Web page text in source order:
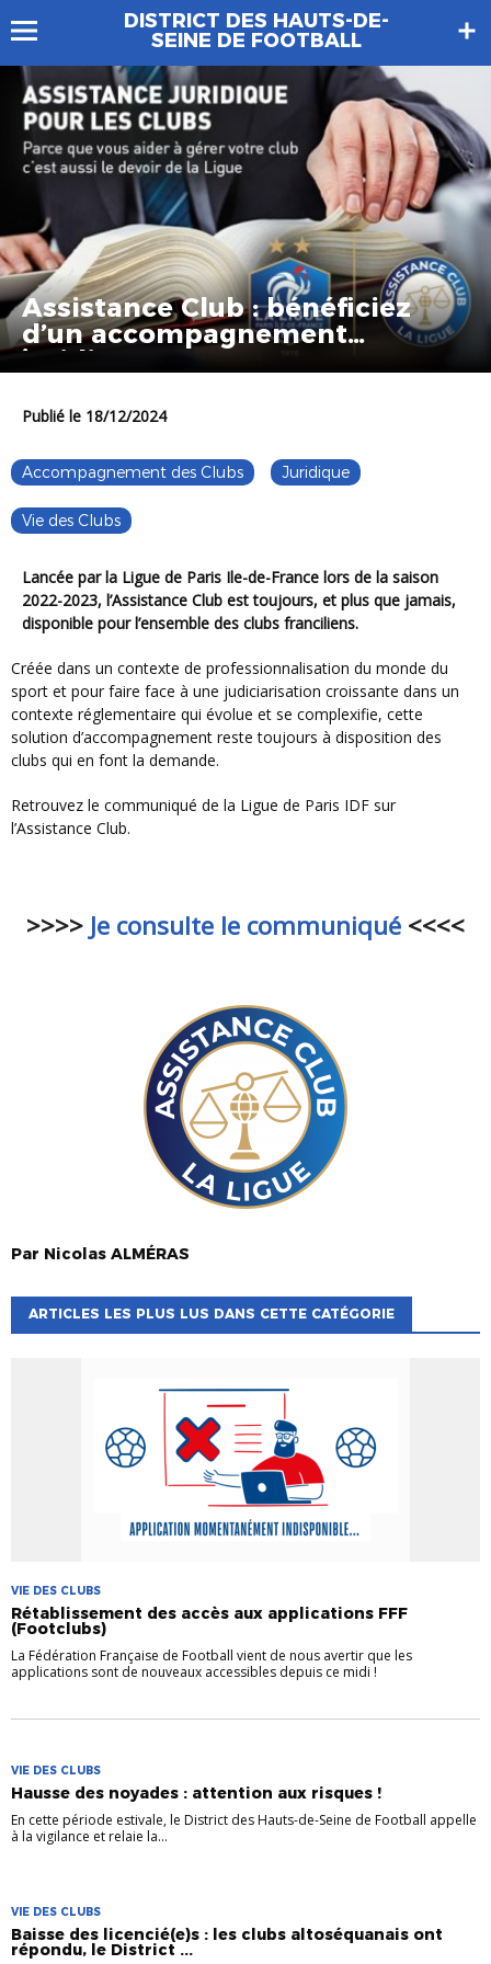
DISTRICT DES HAUTS-DE-
SEINE DE FOOTBALL
Assistance Club : bénéficiez
d’un accompagnement
juridique
Publié le 18/12/2024
Accompagnement des Clubs Juridique
Vie des Clubs
Lancée par la Ligue de Paris Ile-de-France lors de la saison
2022-2023, l’Assistance Club est toujours, et plus que jamais,
disponible pour l’ensemble des clubs franciliens.
Créée dans un contexte de professionnalisation du monde du
sport et pour faire face à une judiciarisation croissante dans un
contexte réglementaire qui évolue et se complexifie, cette
solution d’accompagnement reste toujours à disposition des
clubs qui en font la demande.
Retrouvez le communiqué de la Ligue de Paris IDF sur
l’Assistance Club.
>>>> Je consulte le communiqué <<<<
Par Nicolas ALMÉRAS
ARTICLES LES PLUS LUS DANS CETTE CATÉGORIE
VIE DES CLUBS
Rétablissement des accès aux applications FFF
(Footclubs)
La Fédération Française de Football vient de nous avertir que les
applications sont de nouveaux accessibles depuis ce midi !
VIE DES CLUBS
Hausse des noyades : attention aux risques !
En cette période estivale, le District des Hauts-de-Seine de Football appelle
à la vigilance et relaie la...
VIE DES CLUBS
Baisse des licencié(e)s : les clubs altoséquanais ont
répondu, le District ...